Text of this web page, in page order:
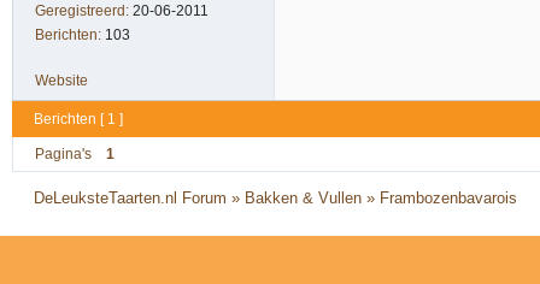
Geregistreerd: 20-06-2011
Berichten: 103
Website
Berichten [ 1 ]
Pagina's 1
DeLeuksteTaarten.nl Forum » Bakken & Vullen » Frambozenbavarois